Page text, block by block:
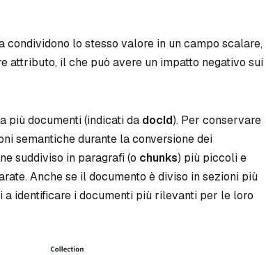
lo stesso valore in un campo scalare,
attributo, il che può avere un impatto negativo sui
più documenti (indicati da docId). Per conservare
semantiche durante la conversione dei
suddiviso in paragrafi (o chunks) più piccoli e
Anche se il documento è diviso in sezioni più
identificare i documenti più rilevanti per le loro